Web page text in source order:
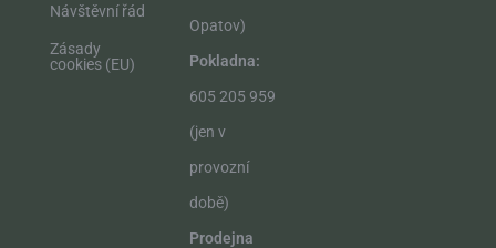
Návštěvní řád
Zásady
cookies (EU)
Opatov)
Pokladna:
605 205 959
(jen v
provozní
době)
Prodejna